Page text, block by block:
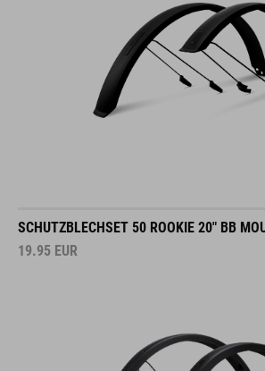
SCHUTZBLECHSET 50 ROOKIE 20" BB
19.95 EUR